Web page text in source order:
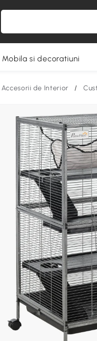
Mobila si decoratiuni
Accesorii de Interior /